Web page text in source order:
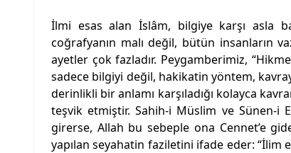
İlmi esas alan İslâm, bilgiye karşı asla
coğrafyanın malı değil, bütün insanların
ayetler çok fazladır. Peygamberimiz,
sadece bilgiyi değil, hakikatin yöntem,
derinlikli bir anlamı karşıladığı kolayca
teşvik etmiştir. Sahih-i Müslim ve Sünen-i
girerse, Allah bu sebeple ona Cennet’e
yapılan seyahatin faziletini ifade eder: